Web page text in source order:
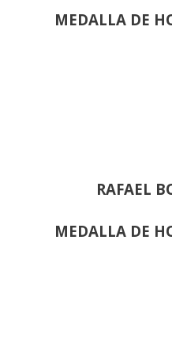
MEDALLA DE
RAFAEL
MEDALLA DE